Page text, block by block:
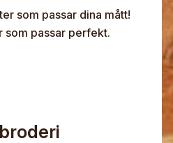
som passar dina mått!
som passar perfekt.